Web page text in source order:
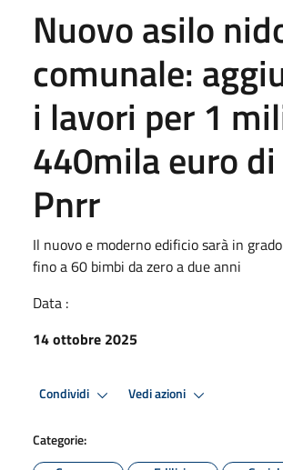
Nuovo asilo
comunale:
i lavori per 1
440mila euro
Pnrr
Il nuovo e moderno edificio sarà in
fino a 60 bimbi da zero a due anni
Data :
14 ottobre 2025
Condividi Vedi azioni
Categorie: